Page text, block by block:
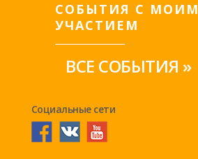
СОБЫТИЯ С МОИМ
УЧАСТИЕМ
ВСЕ СОБЫТИЯ »
Социальные сети